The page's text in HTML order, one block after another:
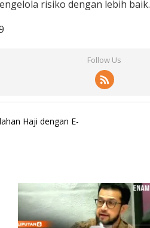
risiko dengan lebih baik.
Follow Us
Haji dengan E-